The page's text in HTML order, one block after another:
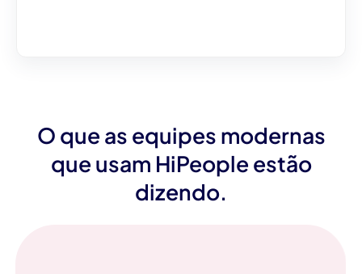
O que as equipes modernas
que usam HiPeople estão
dizendo.